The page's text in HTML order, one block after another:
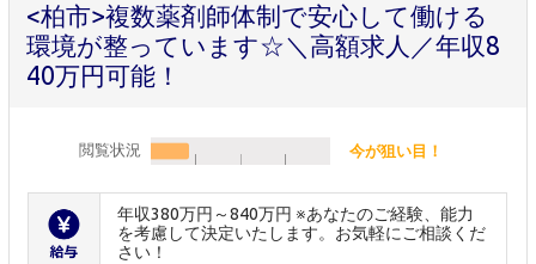
<柏市>複数薬剤師体制で安心して働ける
環境が整っています☆＼高額求人／年収8
40万円可能！
閲覧状況 今が狙い目！
年収380万円～840万円 ※あなたのご経験、能力
を考慮して決定いたします。お気軽にご相談くだ
さい！